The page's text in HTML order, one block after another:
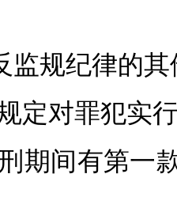
规纪律的其
对罪犯实行
间有第一款